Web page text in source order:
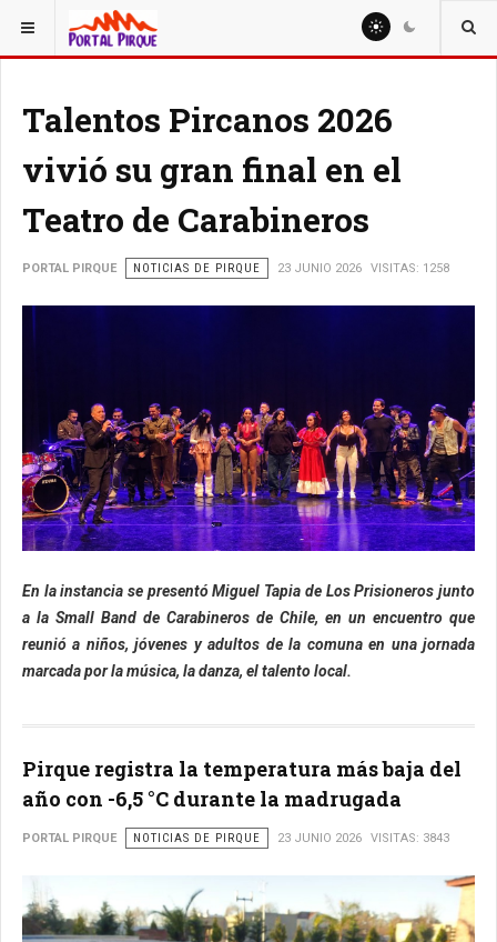
ESTÁ AQUÍ: NOTICIAS
Talentos Pircanos 2026
vivió su gran final en el
Teatro de Carabineros
PORTAL PIRQUE NOTICIAS DE PIRQUE 23 JUNIO 2026 VISITAS: 1258
En la instancia se presentó Miguel Tapia de Los Prisioneros junto
a la Small Band de Carabineros de Chile, en un encuentro que
reunió a niños, jóvenes y adultos de la comuna en una jornada
marcada por la música, la danza, el talento local.
Pirque registra la temperatura más baja del
año con -6,5 °C durante la madrugada
PORTAL PIRQUE NOTICIAS DE PIRQUE 23 JUNIO 2026 VISITAS: 3843